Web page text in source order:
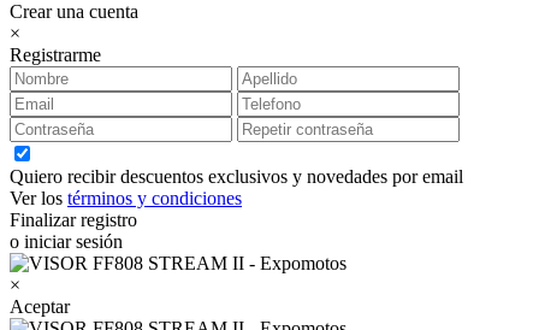
Crear una cuenta
×
Registrarme
Quiero recibir descuentos exclusivos y novedades por email
Ver los términos y condiciones
Finalizar registro
o iniciar sesión
×
Aceptar